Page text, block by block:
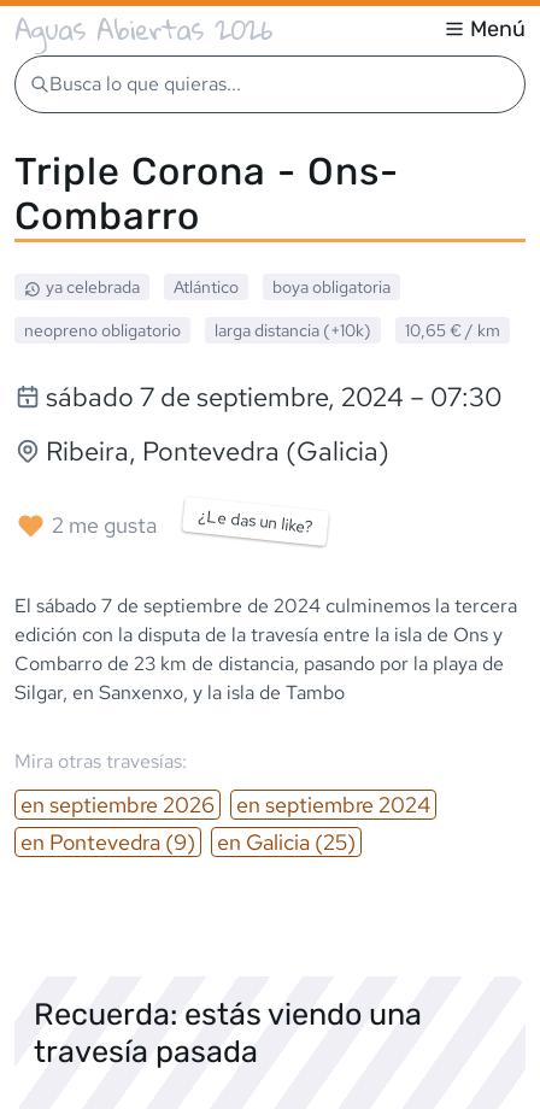
Aguas Abiertas 2026 Menú
Busca lo que quieras...
Triple Corona - Ons-
Combarro
ya celebrada Atlántico
boya obligatoria
neoprenoobligatorio larga distancia (+10k) 10,65 € / km
sábado 7 de septiembre, 2024 – 07:30
Ribeira, Pontevedra (Galicia)
2 me gusta ¿Le das un like?
El sábado 7 de septiembre de 2024 culminemos la tercera
edición con la disputa de la travesía entre la isla de Ons y
Combarro de 23 km de distancia, pasando por la playa de
Silgar, en Sanxenxo, y la isla de Tambo
Mira otras travesías:
en septiembre 2026 en septiembre 2024
en Pontevedra (9) en Galicia (25)
Recuerda: estás viendo una
travesía pasada